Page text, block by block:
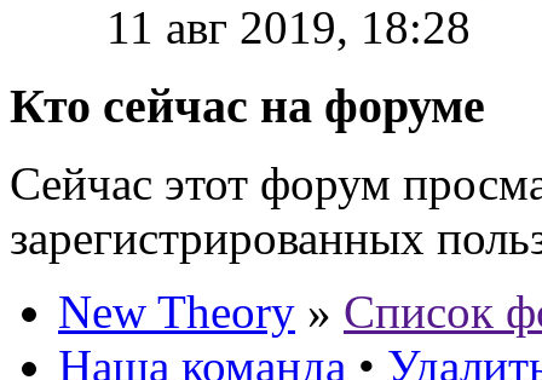
11 авг 2019, 18:28
Кто сейчас на форуме
Сейчас этот форум
зарегистрированных
New Theory » Список
Наша команда •